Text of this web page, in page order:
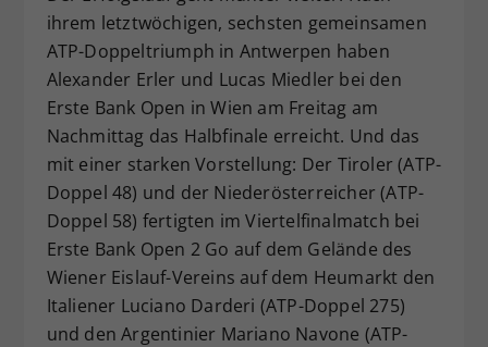
ihrem letztwöchigen, sechsten gemeinsamen
ATP-Doppeltriumph in Antwerpen haben
Alexander Erler und Lucas Miedler bei den
Erste Bank Open in Wien am Freitag am
Nachmittag das Halbfinale erreicht. Und das
mit einer starken Vorstellung: Der Tiroler (ATP-
Doppel 48) und der Niederösterreicher (ATP-
Doppel 58) fertigten im Viertelfinalmatch bei
Erste Bank Open 2 Go auf dem Gelände des
Wiener Eislauf-Vereins auf dem Heumarkt den
Italiener Luciano Darderi (ATP-Doppel 275)
und den Argentinier Mariano Navone (ATP-
Zweck
Dieser Wert speichert Ihre Consent-
Einstellungen. Unter anderem eine
zufällig generierte ID, für die
historische Speicherung Ihrer
vorgenommen Einstellungen, falls der
Webseiten-Betreiber dies eingestellt
hat.